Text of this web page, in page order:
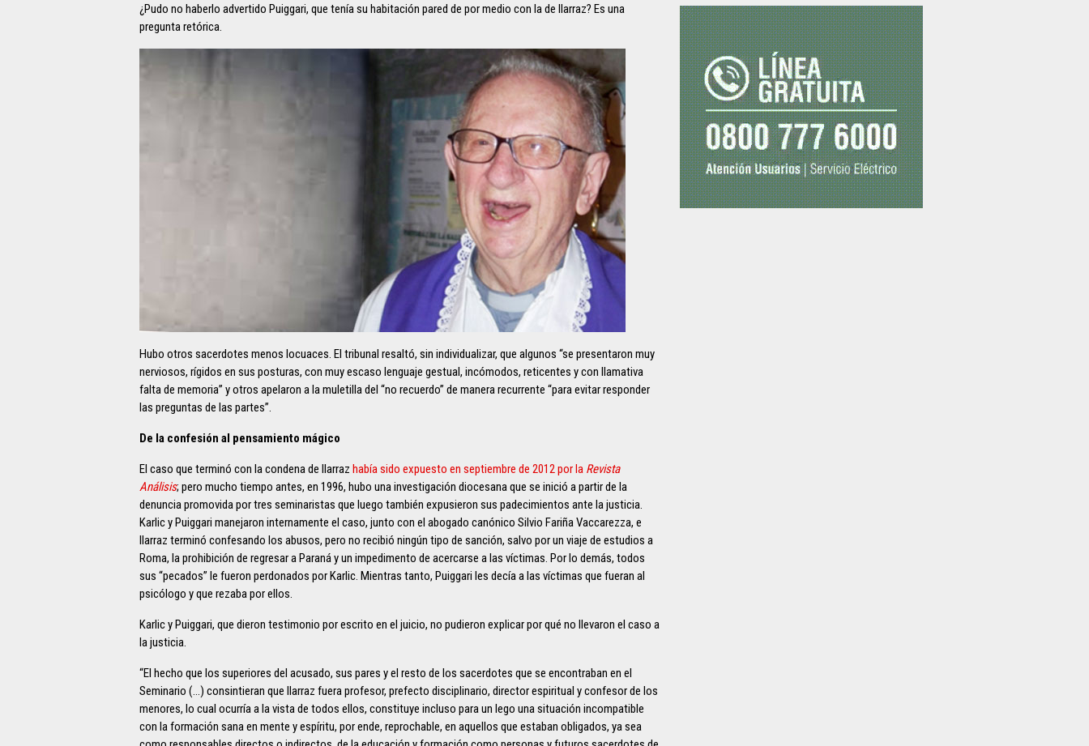
¿Pudo no haberlo advertido Puiggari, que tenía su habitación pared de por medio con la de Ilarraz? Es una
pregunta retórica.
Hubo otros sacerdotes menos locuaces. El tribunal resaltó, sin individualizar, que algunos “se presentaron muy
nerviosos, rígidos en sus posturas, con muy escaso lenguaje gestual, incómodos, reticentes y con llamativa
falta de memoria” y otros apelaron a la muletilla del “no recuerdo” de manera recurrente “para evitar responder
las preguntas de las partes”.
De la confesión al pensamiento mágico
El caso que terminó con la condena de Ilarraz había sido expuesto en septiembre de 2012 por la Revista
Análisis; pero mucho tiempo antes, en 1996, hubo una investigación diocesana que se inició a partir de la
denuncia promovida por tres seminaristas que luego también expusieron sus padecimientos ante la justicia.
Karlic y Puiggari manejaron internamente el caso, junto con el abogado canónico Silvio Fariña Vaccarezza, e
Ilarraz terminó confesando los abusos, pero no recibió ningún tipo de sanción, salvo por un viaje de estudios a
Roma, la prohibición de regresar a Paraná y un impedimento de acercarse a las víctimas. Por lo demás, todos
sus “pecados” le fueron perdonados por Karlic. Mientras tanto, Puiggari les decía a las víctimas que fueran al
psicólogo y que rezaba por ellos.
Karlic y Puiggari, que dieron testimonio por escrito en el juicio, no pudieron explicar por qué no llevaron el caso a
la justicia.
“El hecho que los superiores del acusado, sus pares y el resto de los sacerdotes que se encontraban en el
Seminario (…) consintieran que Ilarraz fuera profesor, prefecto disciplinario, director espiritual y confesor de los
menores, lo cual ocurría a la vista de todos ellos, constituye incluso para un lego una situación incompatible
con la formación sana en mente y espíritu, por ende, reprochable, en aquellos que estaban obligados, ya sea